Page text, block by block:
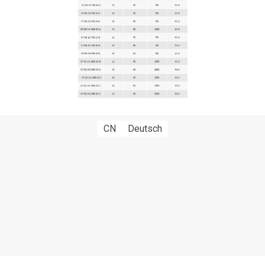
CN Deutsch